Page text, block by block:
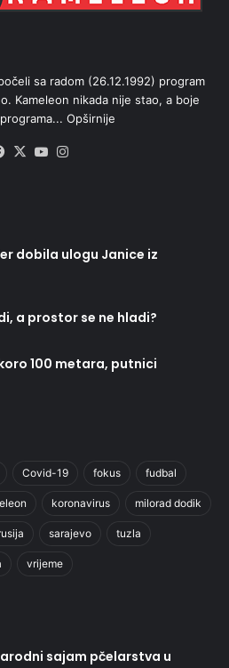
sa radom (26.12.1992) program
Kameleon nikada nije stao, a boje
Opširnije
Facebook
X YouTube
dobila ulogu Janice iz
a prostor se ne hladi?
100 metara, putnici
Covid-19 fokus fudbal
koronavirus milorad dodik
sarajevo tuzla
vrijeme
sajam pčelarstva u